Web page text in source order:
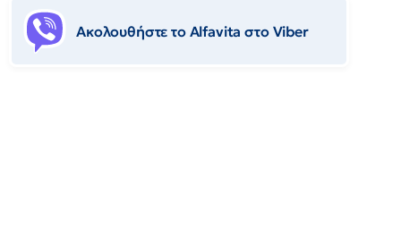
Ακολουθήστε το Αlfavita στο Viber